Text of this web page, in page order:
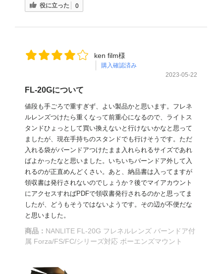
役に立った 0
ken film様
購入確認済み
2023-05-22
FL-20Gについて
値段も手ごろで重すぎず、よい製品かと思います。フレネ
ルレンズつけたら重くなって前重心になるので、ライトス
タンドひょっとして買い換えないと行けないかなと思って
ましたが、現在手持ちのスタンドでも行けそうです。ただ
入れる袋がバーンドアつけたまま入れられるサイズであれ
ばよかったなと思いました。いちいちバーンドア外して入
れるのが正直めんどくさい。あと、納品書は入ってますが
領収書は発行されないのでしょうか？後でマイアカウント
にアクセスすればPDFで領収書発行されるのかと思ってま
したが、どうもそうではないようです。その辺が不便だな
と思いました。
商品： NANLITE FL-20G フレネルレンズ バーンドア付
属 Forza/FS/FC/シリーズ対応 ボーエンズマウント